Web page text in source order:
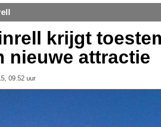
krijgt
nieuwe attractie
09.52 uur